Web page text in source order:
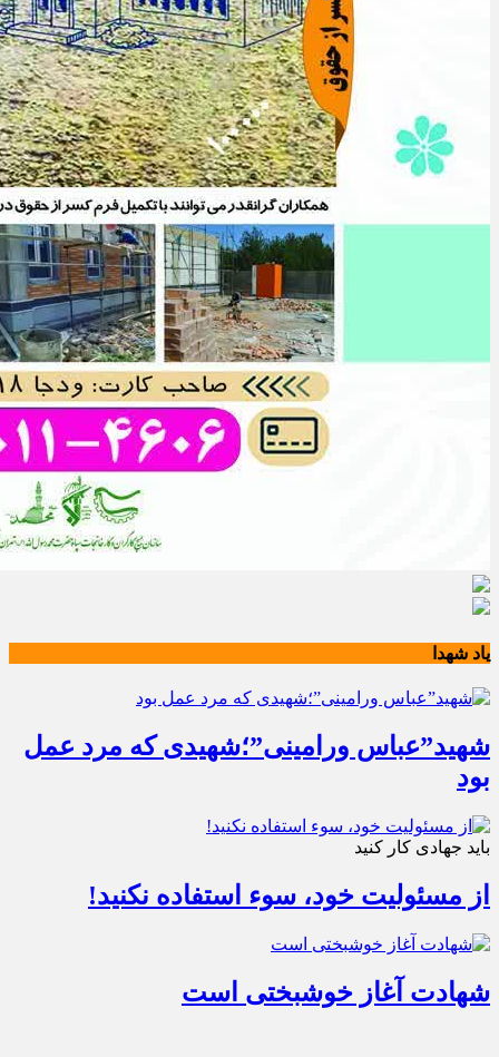
یاد شهدا
شهید”عباس ورامینی”؛شهیدی که مرد عمل
بود
باید جهادی کار کنید
از مسئولیت خود، سوء استفاده نکنید!
شهادت آغاز خوشبختی است